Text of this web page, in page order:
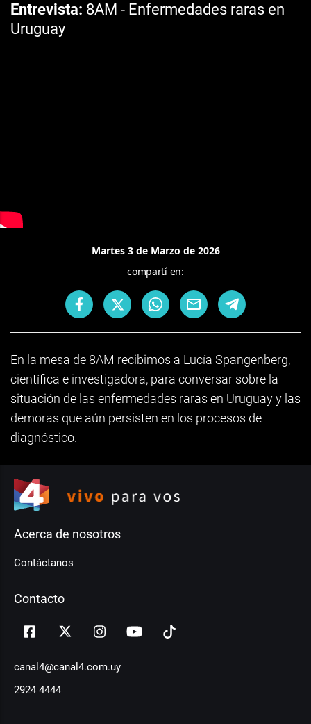
Entrevista 8AM - Enfermedades raras en
Uruguay
Martes 3 de Marzo de 2026
compartí en:
En la mesa de 8AM recibimos a Lucía Spangenberg,
científica e investigadora, para conversar sobre la
situación de las enfermedades raras en Uruguay y las
demoras que aún persisten en los procesos de
diagnóstico.
Acerca de nosotros
Contáctanos
Contacto
canal4@canal4.com.uy
2924 4444